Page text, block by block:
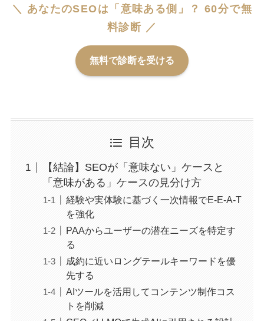
＼ あなたのSEOは「意味ある側」？ 60分で無
料診断 ／
無料で診断を受ける
目次
【結論】SEOが「意味ない」ケースと
「意味がある」ケースの見分け方
経験や実体験に基づく一次情報でE-E-A-T
を強化
PAAからユーザーの潜在ニーズを特定す
る
成約に近いロングテールキーワードを優
先する
AIツールを活用してコンテンツ制作コス
トを削減